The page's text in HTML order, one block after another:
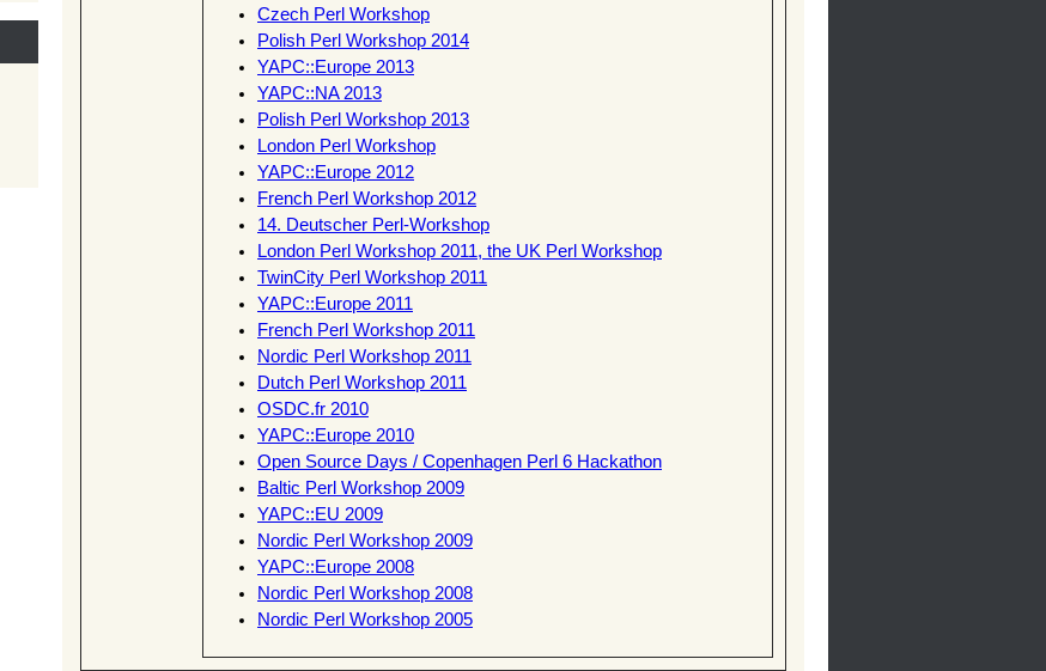
Czech Perl Workshop
Polish Perl Workshop 2014
YAPC::Europe 2013
YAPC::NA 2013
Polish Perl Workshop 2013
London Perl Workshop
YAPC::Europe 2012
French Perl Workshop 2012
14. Deutscher Perl-Workshop
London Perl Workshop 2011, the UK Perl Workshop
TwinCity Perl Workshop 2011
YAPC::Europe 2011
French Perl Workshop 2011
Nordic Perl Workshop 2011
Dutch Perl Workshop 2011
OSDC.fr 2010
YAPC::Europe 2010
Open Source Days / Copenhagen Perl 6 Hackathon
Baltic Perl Workshop 2009
YAPC::EU 2009
Nordic Perl Workshop 2009
YAPC::Europe 2008
Nordic Perl Workshop 2008
Nordic Perl Workshop 2005